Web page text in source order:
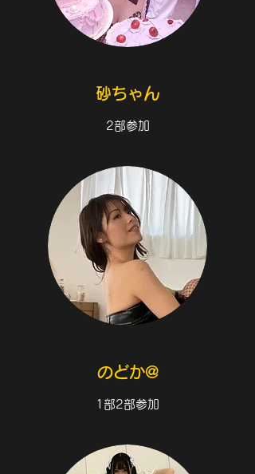
​砂ちゃん
2部参加
​のどか@
1部2部参加